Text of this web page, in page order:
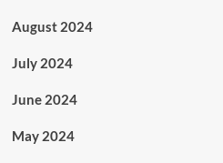
August 2024
July 2024
June 2024
May 2024